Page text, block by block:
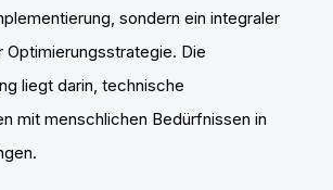
sondern ein integraler
Optimierungsstrategie. Die
liegt darin, technische
mit menschlichen Bedürfnissen in